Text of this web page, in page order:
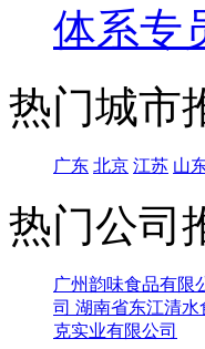
体系专
热门城市
广东 北京 江苏 山
热门公司
广州韵味食品有限
司 湖南省东江清水
克实业有限公司